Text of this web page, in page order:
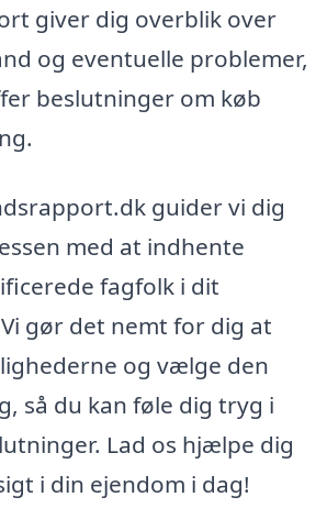
giver dig overblik over
og eventuelle problemer,
beslutninger om køb
guider vi dig
med at indhente
fagfolk i dit
gør det nemt for dig at
og vælge den
så du kan føle dig tryg i
Lad os hjælpe dig
i din ejendom i dag!